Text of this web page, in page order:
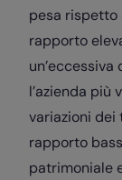
pesa rispetto
rapporto
l’azienda più
variazioni dei
rapporto
patrimoniale